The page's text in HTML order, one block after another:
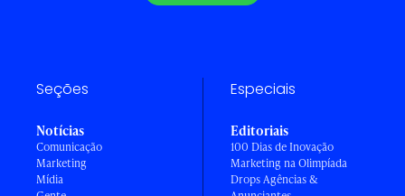
Seções
Notícias
Comunicação
Marketing
Mídia
Especiais
Editoriais
100 Dias de Inovação
Marketing na Olimpíada
Drops Agências &